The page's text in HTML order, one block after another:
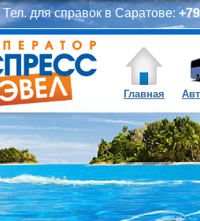
Тел. для справок в Саратове:
Главная